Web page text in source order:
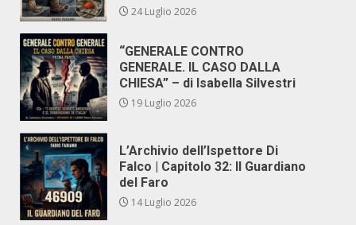
24 Luglio 2026
“GENERALE CONTRO
GENERALE. IL CASO DALLA
CHIESA” – di Isabella Silvestri
19 Luglio 2026
L’Archivio dell’Ispettore Di
Falco | Capitolo 32: Il Guardiano
del Faro
14 Luglio 2026